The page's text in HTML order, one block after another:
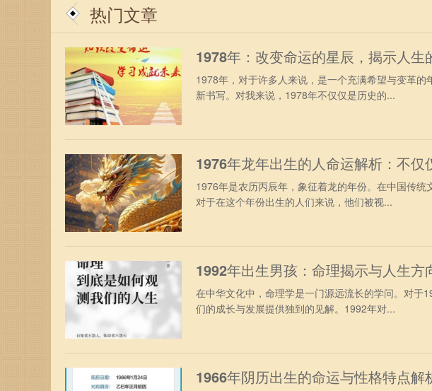
热门文章
1978年：改变命运的星辰，揭示人生
1978年，对于许多人来说，是一个充满希望与变革
新书写。对我来说，1978年不仅仅是历史的...
1976年龙年出生的人命运解析：不仅
1976年是农历丙辰年，象征着龙的年份。在中国传统
对于在这个年份出生的人们来说，他们被视...
1992年出生男孩：命理揭示与人生方
在中华文化中，命理学是一门源远流长的学问。对于
们的成长与发展提供独到的见解。1992年对...
1966年阴历出生的命运与性格特点解